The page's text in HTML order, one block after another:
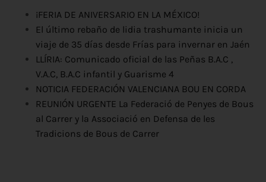
¡FERIA DE ANIVERSARIO EN LA MÉXICO!
El último rebaño de lidia trashumante inicia un
viaje de 35 días desde Frías para invernar en Jaén
LLÍRIA: Comunicado oficial de las Peñas B.A.C ,
V.A.C, B.A.C infantil y Guarisme 4
NOTICIA FEDERACIÓN VALENCIANA BOU EN CORDA
REUNIÓN URGENTE La Federació de Penyes de Bous
al Carrer y la Associació en Defensa de les
Tradicions de Bous de Carrer